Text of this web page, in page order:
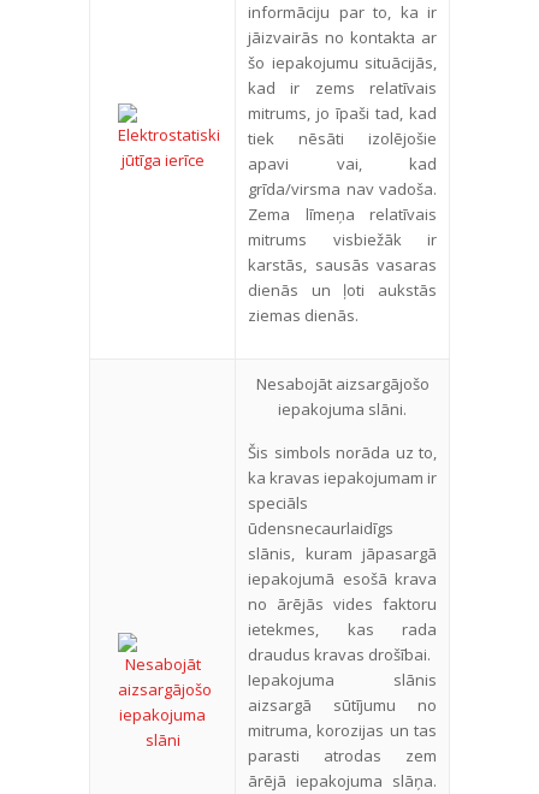
informāciju par to, ka ir
jāizvairās no kontakta ar
šo iepakojumu situācijās,
kad ir zems relatīvais
mitrums, jo īpaši tad, kad
tiek nēsāti izolējošie
apavi vai, kad
grīda/virsma nav vadoša.
Zema līmeņa relatīvais
mitrums visbiežāk ir
karstās, sausās vasaras
dienās un ļoti aukstās
ziemas dienās.
Nesabojāt aizsargājošo
iepakojuma slāni.
Šis simbols norāda uz to,
ka kravas iepakojumam ir
speciāls
ūdensnecaurlaidīgs
slānis, kuram jāpasargā
iepakojumā esošā krava
no ārējās vides faktoru
ietekmes, kas rada
draudus kravas drošībai.
Iepakojuma slānis
aizsargā sūtījumu no
mitruma, korozijas un tas
parasti atrodas zem
ārējā iepakojuma slāņa.